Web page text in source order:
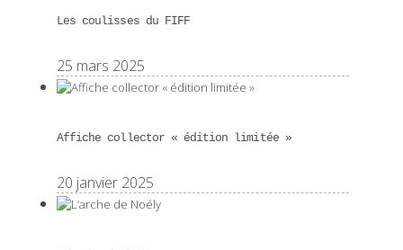
Les coulisses du FIFF
25 mars 2025
Affiche collector « édition limitée »
20 janvier 2025